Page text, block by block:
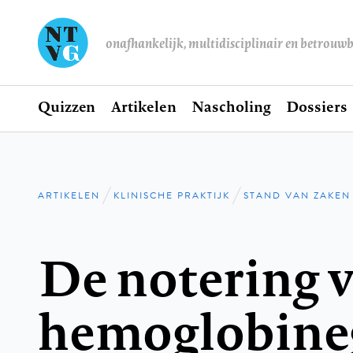
onafhankelijk, multidisciplinair en
Hoofdnavigatie
Home
Quizzen Artikelen Nascholing Dossiers
Kruimelpad
ARTIKELEN KLINISCHE PRAKTIJK STAND VAN ZAKEN
De notering